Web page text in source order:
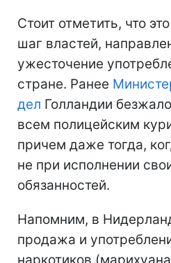
Стоит отметить, что
шаг властей,
ужесточение
стране. Ранее
дел Голландии
всем полицейским
причем даже тогда,
не при исполнении
обязанностей.
Напомним, в
продажа и
наркотиков